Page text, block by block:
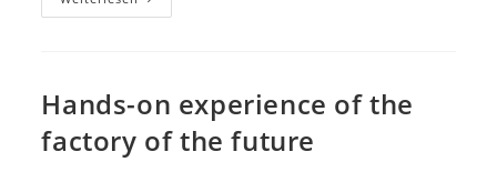
Die
Hands-on experience of the
factory of the future